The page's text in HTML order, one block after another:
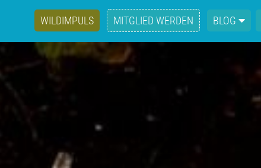
WILDIMPULS MITGLIED WERDEN BLOG